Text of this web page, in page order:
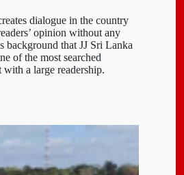
dialogue in the country
opinion without any
background that JJ Sri Lanka
of the most searched
a large readership.